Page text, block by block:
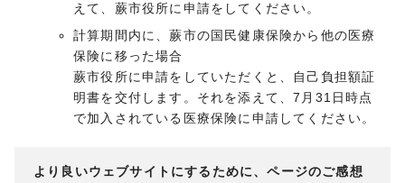
えて、蕨市役所に申請をしてください。
計算期間内に、蕨市の国民健康保険から他の医療
保険に移った場合
蕨市役所に申請をしていただくと、自己負担額証
明書を交付します。それを添えて、7月31日時点
で加入されている医療保険に申請してください。
より良いウェブサイトにするために、ページのご感想